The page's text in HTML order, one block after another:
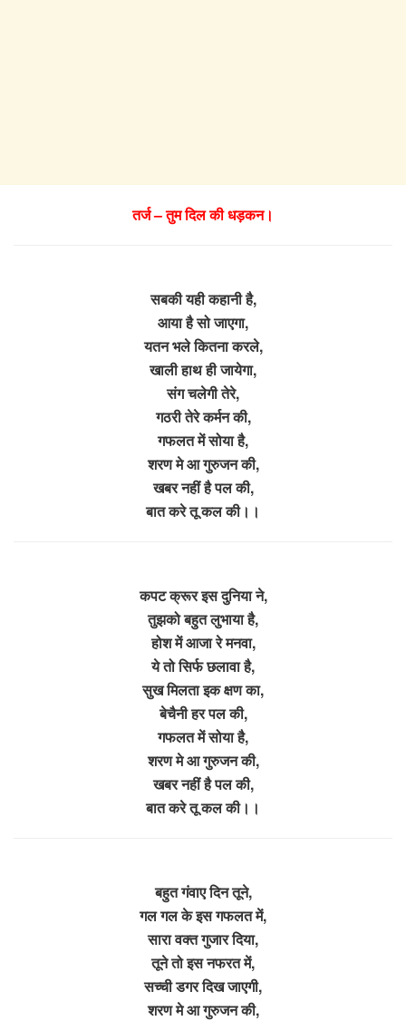
तर्ज – तुम दिल की धड़कन।
सबकी यही कहानी है,
आया है सो जाएगा,
यतन भले कितना करले,
खाली हाथ ही जायेगा,
संग चलेगी तेरे,
गठरी तेरे कर्मन की,
गफलत में सोया है,
शरण मे आ गुरुजन की,
खबर नहीं है पल की,
बात करे तू कल की।।
कपट क्रूर इस दुनिया ने,
तुझको बहुत लुभाया है,
होश में आजा रे मनवा,
ये तो सिर्फ छलावा है,
सुख मिलता इक क्षण का,
बेचैनी हर पल की,
गफलत में सोया है,
शरण मे आ गुरुजन की,
खबर नहीं है पल की,
बात करे तू कल की।।
बहुत गंवाए दिन तूने,
गल गल के इस गफलत में,
सारा वक्त गुजार दिया,
तूने तो इस नफरत में,
सच्ची डगर दिख जाएगी,
शरण मे आ गुरुजन की,